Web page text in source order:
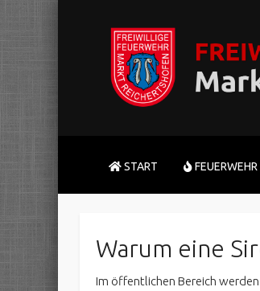
START FEUERWEHR
Warum eine
Im öffentlichen Bereich